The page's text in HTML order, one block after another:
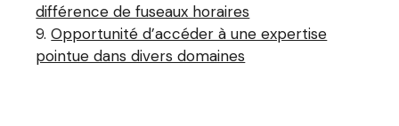
différence de fuseaux horaires
Opportunité d’accéder à une expertise
pointue dans divers domaines